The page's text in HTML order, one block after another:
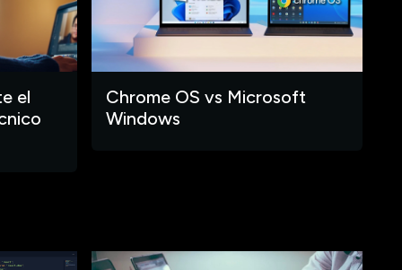
el
Chrome OS vs Microsoft
Windows